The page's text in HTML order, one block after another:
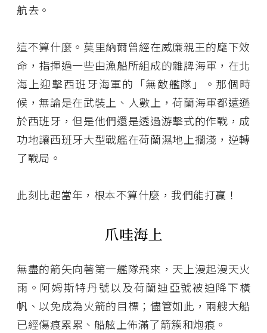
航去。
這不算什麼。莫里納爾曾經在威廉親王的麾下效
命，指揮過一些由漁船所組成的雜牌海軍，在北
海上迎擊西班牙海軍的「無敵艦隊」。那個時
候，無論是在武裝上、人數上，荷蘭海軍都遠遜
於西班牙，但是他們還是透過游擊式的作戰，成
功地讓西班牙大型戰艦在荷蘭濕地上擱淺，逆轉
了戰局。
此刻比起當年，根本不算什麼，我們能打贏！
爪哇海上
無盡的箭矢向著第一艦隊飛來，天上漫起漫天火
雨。阿姆斯特丹號以及荷蘭迪亞號被迫降下橫
帆、以免成為火箭的目標；儘管如此，兩艘大船
已經傷痕累累、船舷上佈滿了箭簇和炮痕。